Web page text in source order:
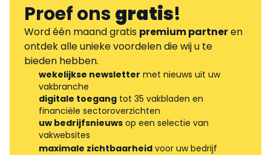
Proef onsgratis!
Word één maand gratis premium partneren
ontdek alle unieke voordelen die wij u te
bieden hebben.
wekelijkse newsletter met nieuws uit uw
vakbranche
digitale toegang tot 35 vakbladen en
financiële sectoroverzichten
uw bedrijfsnieuws op een selectie van
vakwebsites
maximale zichtbaarheid voor uw bedrijf